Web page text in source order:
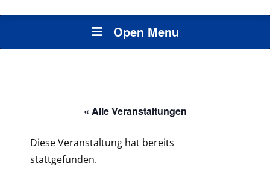
Open Menu
« Alle Veranstaltungen
Diese Veranstaltung hat bereits
stattgefunden.